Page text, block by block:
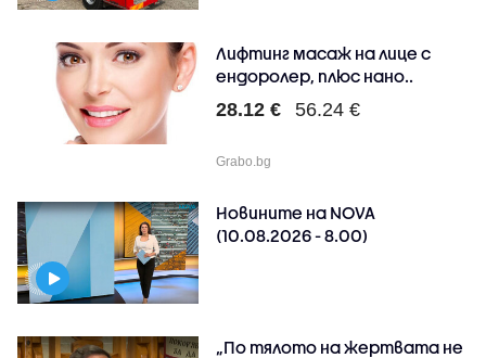
Лифтинг масаж на лице с
ендоролер, плюс нано..
28.12 € 56.24 €
Grabo.bg
Новините на NOVA
(10.08.2026 - 8.00)
„По тялото на жертвата не